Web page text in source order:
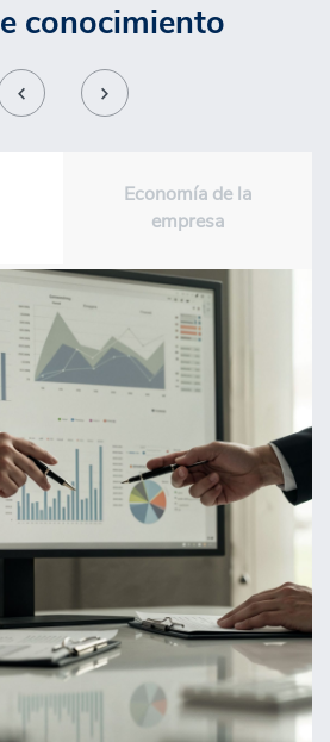
conocimiento
Economía de la
empresa